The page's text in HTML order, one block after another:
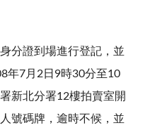
分證到場進行登記，並
年7月2日9時30分至10
新北分署12樓拍賣室開
號碼牌，逾時不候，並